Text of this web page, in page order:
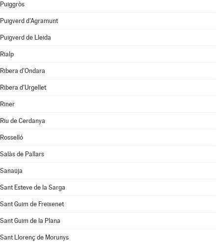
Puiggròs
Puigverd d'Agramunt
Puigverd de Lleida
Rialp
Ribera d'Ondara
Ribera d'Urgellet
Riner
Riu de Cerdanya
Rosselló
Salàs de Pallars
Sanaüja
Sant Esteve de la Sarga
Sant Guim de Freixenet
Sant Guim de la Plana
Sant Llorenç de Morunys